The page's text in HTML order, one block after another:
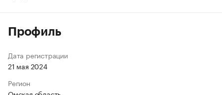
Профиль
Дата регистрации
21 мая 2024
Регион